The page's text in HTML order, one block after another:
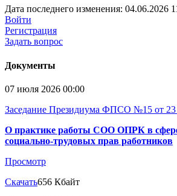
Дата последнего изменения: 04.06.2026
Войти
Регистрация
Задать вопрос
Документы
07 июля 2026 00:00
Заседание Президиума ФПСО №15 от 23
О практике работы СОО ОПРК в
социально-трудовых прав работников
Просмотр
Скачать656 Кбайт